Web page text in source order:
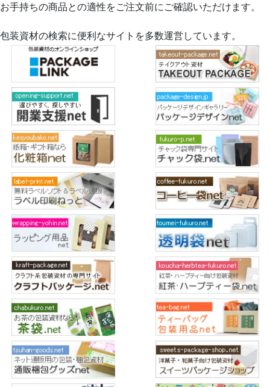
お手持ちの商品との適性をご注文前にご確認いただけます。
包装資材の検索に便利なサイトを多数運営しています。